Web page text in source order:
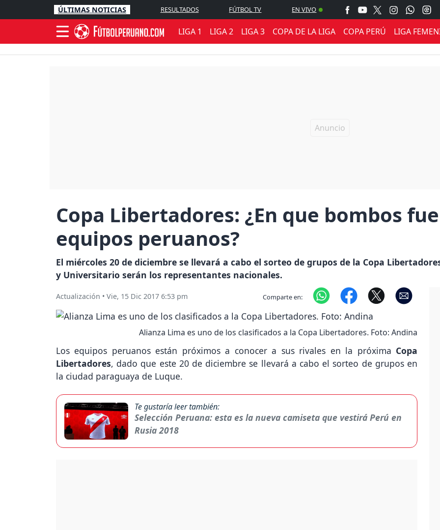
ÚLTIMAS NOTICIAS RESULTADOS FÚTBOL TV EN VIVO
LIGA 1 LIGA 2 LIGA 3 COPA DE LA LIGA COPA PERÚ LIGA
Copa Libertadores: ¿En que bombos
equipos peruanos?
El miércoles 20 de diciembre se llevará a cabo el sorteo de grupos de la Copa
y Universitario serán los representantes nacionales.
Actualización • Vie, 15 Dic 2017 6:53 pm Comparte en:
Alianza Lima es uno de los clasificados a la Copa Libertadores. Foto: Andina
Los equipos peruanos están próximos a conocer a sus rivales en la próxima Copa
Libertadores, dado que este 20 de diciembre se llevará a cabo el sorteo de grupos en
la ciudad paraguaya de Luque.
Te gustaría leer también:
Selección Peruana: esta es la nueva camiseta que vestirá Perú en
Rusia 2018